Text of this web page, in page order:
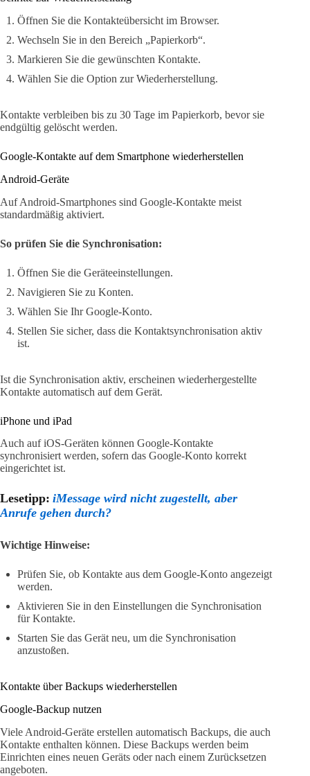
Öffnen Sie die Kontakteübersicht im Browser.
Wechseln Sie in den Bereich „Papierkorb“.
Markieren Sie die gewünschten Kontakte.
Wählen Sie die Option zur Wiederherstellung.
Kontakte verbleiben bis zu 30 Tage im Papierkorb, bevor sie
endgültig gelöscht werden.
Google-Kontakte auf dem Smartphone wiederherstellen
Android-Geräte
Auf Android-Smartphones sind Google-Kontakte meist
standardmäßig aktiviert.
So prüfen Sie die Synchronisation:
Öffnen Sie die Geräteeinstellungen.
Navigieren Sie zu Konten.
Wählen Sie Ihr Google-Konto.
Stellen Sie sicher, dass die Kontaktsynchronisation aktiv
ist.
Ist die Synchronisation aktiv, erscheinen wiederhergestellte
Kontakte automatisch auf dem Gerät.
iPhone und iPad
Auch auf iOS-Geräten können Google-Kontakte
synchronisiert werden, sofern das Google-Konto korrekt
eingerichtet ist.
Lesetipp: iMessage wird nicht zugestellt, aber
Anrufe gehen durch?
Wichtige Hinweise:
Prüfen Sie, ob Kontakte aus dem Google-Konto angezeigt
werden.
Aktivieren Sie in den Einstellungen die Synchronisation
für Kontakte.
Starten Sie das Gerät neu, um die Synchronisation
anzustoßen.
Kontakte über Backups wiederherstellen
Google-Backup nutzen
Viele Android-Geräte erstellen automatisch Backups, die auch
Kontakte enthalten können. Diese Backups werden beim
Einrichten eines neuen Geräts oder nach einem Zurücksetzen
angeboten.